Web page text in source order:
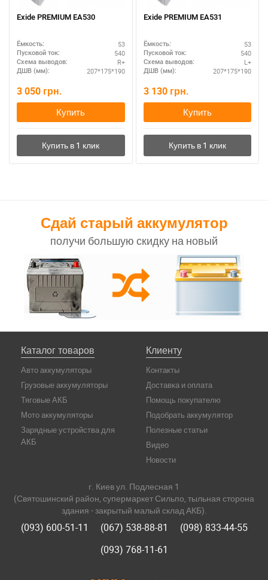
Exide PREMIUM EA530
Ёмкость: 53
Пусковой ток: 540
Схема выводов: R+
ДШВ (мм): 207*175*190
3 050 грн.
Купить
Exide PREMIUM EA531
Ёмкость: 53
Пусковой ток: 540
Схема выводов: L+
ДШВ (мм): 207*175*190
3 130 грн.
Купить
Сдай старый аккумулятор
получи большую скидку на новый
Каталог товаров
Авто аккумуляторы
Грузовые аккумуляторы
Тяговые АКБ
Мото аккумуляторы
Зарядные устройства для
АКБ
Клиенту
Контакты
Доставка и оплата
Помощь покупателю
Подобрать аккумулятор
Полезные статьи
Видео
Новости
г. Киев ул. Подлесная 1
(Святошинский район, супермаркет Сильпо, тыльная сторона
здания - закрытый малый склад АКБ).
(093) 600-51-11 (067) 538-88-81
(098) 833-44-55
(093) 768-11-61